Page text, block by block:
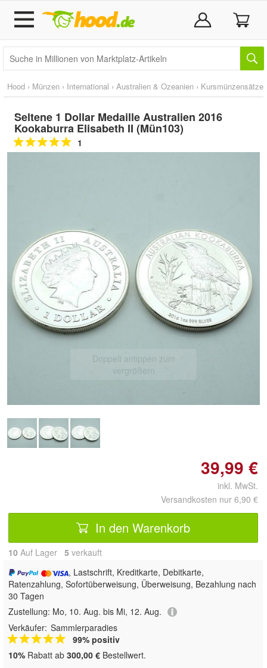
Hood › Münzen › International › Australien & Ozeanien › Kursmünzensätze
Seltene 1 Dollar Medaille Australien 2016
Kookaburra Elisabeth II (Mün103)
1
Doppelt antippen zum
vergrößern
39,99 €
inkl. MwSt.
Versandkosten nur 6,90 €
In den Warenkorb
10 Auf Lager 5 verkauft
, Lastschrift, Kreditkarte, Debitkarte,
Ratenzahlung, Sofortüberweisung, Überweisung, Bezahlung nach
30 Tagen
Zustellung: Mo, 10. Aug. bis Mi, 12. Aug.
Verkäufer: Sammlerparadies
99% positiv
10% Rabatt ab 300,00 € Bestellwert.